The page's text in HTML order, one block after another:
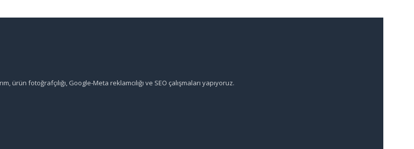
fotoğrafçılığı, Google-Meta reklamcılığı ve SEO çalışmaları yapıyoruz.